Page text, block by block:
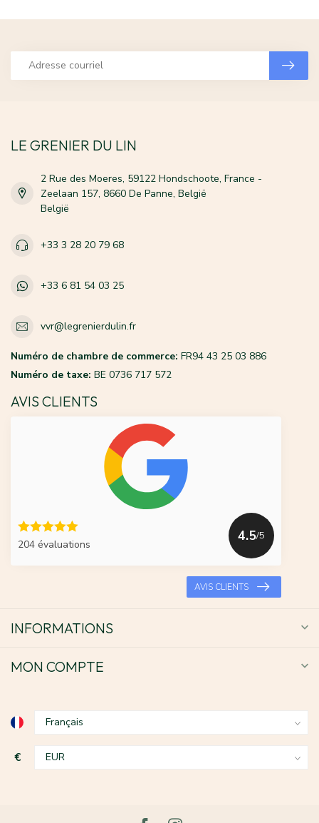
LE GRENIER DU LIN
2 Rue des Moeres, 59122 Hondschoote, France -
Zeelaan 157, 8660 De Panne, België
België
+33 3 28 20 79 68
+33 6 81 54 03 25
vvr@legrenierdulin.fr
Numéro de chambre de commerce: FR94 43 25 03 886
Numéro de taxe: BE 0736 717 572
AVIS CLIENTS
204 évaluations
4.5/5
AVIS CLIENTS
INFORMATIONS
MON COMPTE
€